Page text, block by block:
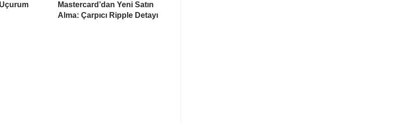
Mastercard’dan Yeni Satın
Alma: Çarpıcı Ripple Detayı